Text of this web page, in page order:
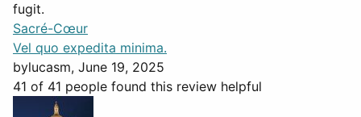
fugit.
Sacré-Cœur
Vel quo expedita minima.
bylucasm, June 19, 2025
41 of 41 people found this review helpful